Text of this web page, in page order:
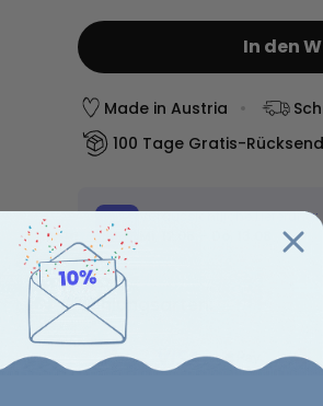
In den
Made in Austria
100 Tage Gratis-
Voraussichtliche Lieferung:
Zahlungsarten: